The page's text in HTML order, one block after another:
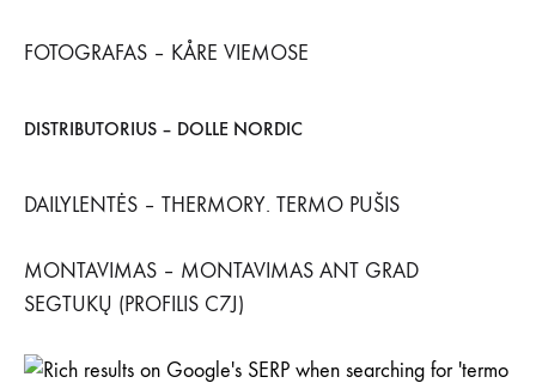
FOTOGRAFAS – KÅRE VIEMOSE
DISTRIBUTORIUS – DOLLE NORDIC
DAILYLENTĖS – THERMORY. TERMO PUŠIS
MONTAVIMAS – MONTAVIMAS ANT GRAD
SEGTUKŲ (PROFILIS C7J)